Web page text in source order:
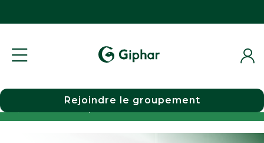
Choisir une pharmacie
Rejoindre le groupement